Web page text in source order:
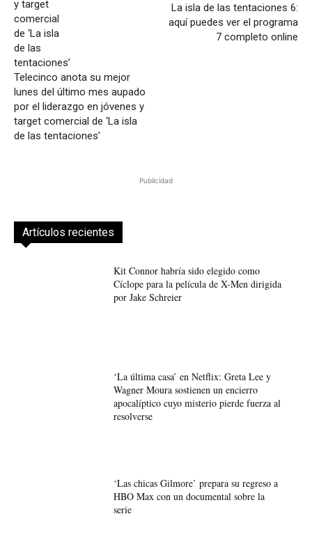
Telecinco anota su mejor
lunes del último mes aupado
por el liderazgo en jóvenes y
target comercial de ‘La isla
de las tentaciones’
La isla de las tentaciones 6:
aquí puedes ver el programa
7 completo online
Publicidad
Artículos recientes
Kit Connor habría sido elegido como
Cíclope para la película de X-Men dirigida
por Jake Schreier
‘La última casa’ en Netflix: Greta Lee y
Wagner Moura sostienen un encierro
apocalíptico cuyo misterio pierde fuerza al
resolverse
‘Las chicas Gilmore’ prepara su regreso a
HBO Max con un documental sobre la
serie